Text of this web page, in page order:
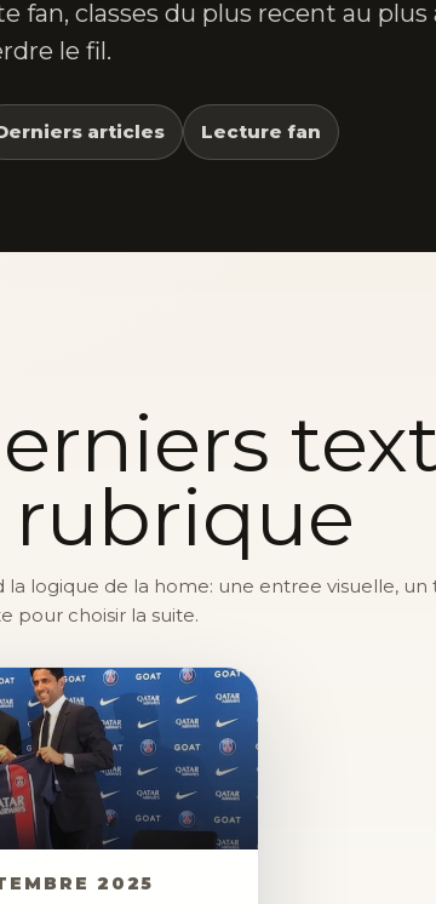
fan, classes du plus recent au
le fil.
articles Lecture fan
la logique de la home: une entree visuelle,
pour choisir la suite.
2025